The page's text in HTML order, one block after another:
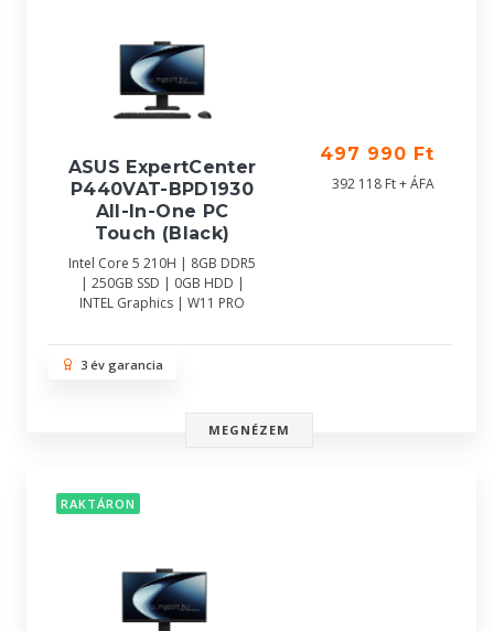
ASUS ExpertCenter
P440VAT-BPD1930
All-In-One PC
Touch (Black)
Intel Core 5 210H | 8GB DDR5
| 250GB SSD | 0GB HDD |
INTEL Graphics | W11 PRO
497 990 Ft
392 118 Ft + ÁFA
3 év garancia
MEGNÉZEM
RAKTÁRON